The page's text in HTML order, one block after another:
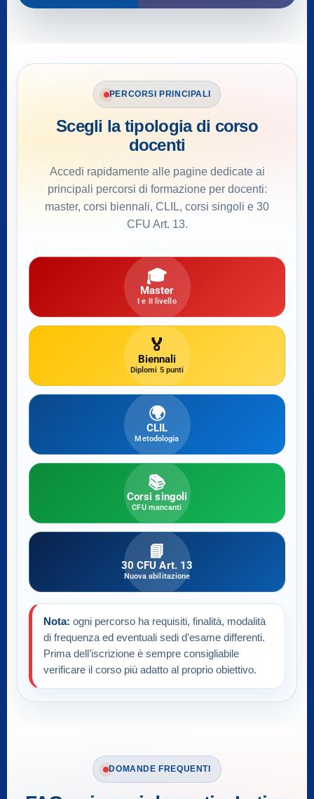
PERCORSI PRINCIPALI
Scegli la tipologia di corso
docenti
Accedi rapidamente alle pagine dedicate ai
principali percorsi di formazione per docenti:
master, corsi biennali, CLIL, corsi singoli e 30
CFU Art. 13.
🎓
Master
I e II livello
🏅
Biennali
Diplomi 5 punti
🌍
CLIL
Metodologia
📚
Corsi singoli
CFU mancanti
📘
30 CFU Art. 13
Nuova abilitazione
Nota: ogni percorso ha requisiti, finalità, modalità
di frequenza ed eventuali sedi d’esame differenti.
Prima dell’iscrizione è sempre consigliabile
verificare il corso più adatto al proprio obiettivo.
DOMANDE FREQUENTI